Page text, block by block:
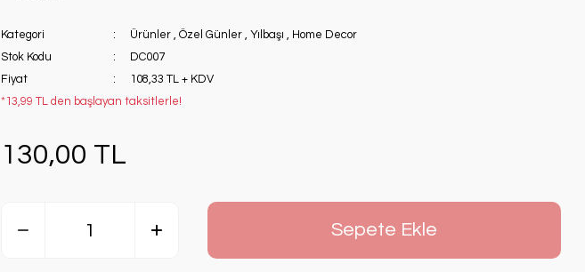
Kategori Ürünler , Özel Günler , Yılbaşı , Home Decor
Stok Kodu
DC007
Fiyat
108,33 TL + KDV
*13,99 TL den başlayan taksitlerle!
130,00 TL
Sepete Ekle